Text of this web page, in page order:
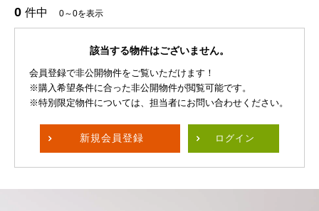
0 件中 0～0を表示
該当する物件はございません。
会員登録で非公開物件をご覧いただけます！
※購入希望条件に合った非公開物件が閲覧可能です。
※特別限定物件については、担当者にお問い合わせください。
新規会員登録 ログイン